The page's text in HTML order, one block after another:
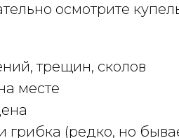
осмотрите
трещин, сколов
месте
грибка (редко, но